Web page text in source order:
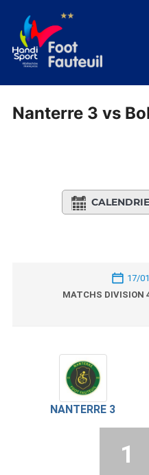
contenu
Nanterre 3 vs
17/
MATCHS DIVISION
NANTERRE 3
1